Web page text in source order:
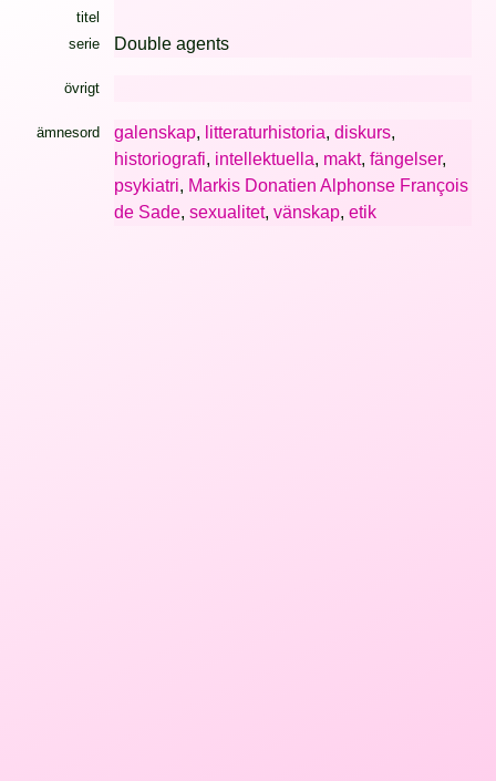
titel
serie
Double agents
övrigt
ämnesord galenskap, litteraturhistoria, diskurs,
historiografi, intellektuella, makt, fängelser,
psykiatri, Markis Donatien Alphonse François
de Sade, sexualitet, vänskap, etik